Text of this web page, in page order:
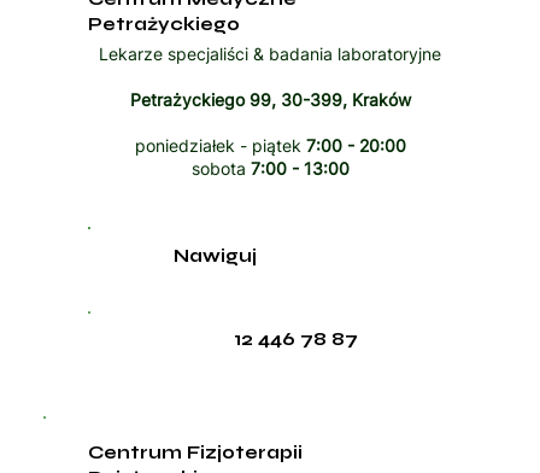
Petrażyckiego
Lekarze specjaliści & badania laboratoryjne
Petrażyckiego 99, 30-399, Kraków
poniedziałek - piątek 7:00 - 20:00
sobota 7:00 - 13:00
12 446 78 87
Nawiguj
Centrum Fizjoterapii